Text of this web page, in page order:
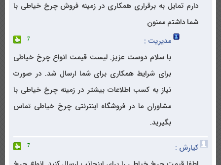
دارم تمایل به برقراری همکاری در زمینه فروش چرخ خیاطی با
شما داشتم ممنون
مدیریت :
7
با سلام دوست عزیز. لیست قیمت انواع چرخ خیاطی
برای شرایط همکاری برای شما ارسال شد. در صورت
نیاز به کسب اطلاعات بیشتر در زمینه چرخ خیاطی با
مشاوران ما در فروشگاه اینترنتی چرخ خیاطی تماس
بگیرید.
کیارش : 7